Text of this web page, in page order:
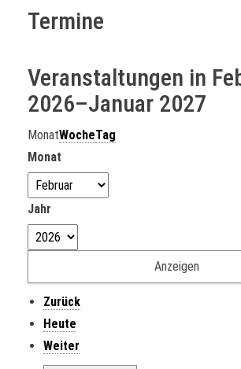
Termine
Veranstaltungen in
2026–Januar 2027
MonatWocheTag
Monat
Jahr
Zurück
Heute
Weiter